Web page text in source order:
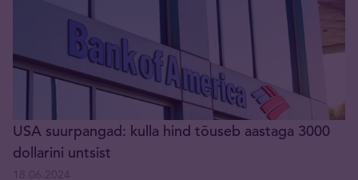
USA suurpangad: kulla hind tõuseb aastaga 3000
dollarini untsist